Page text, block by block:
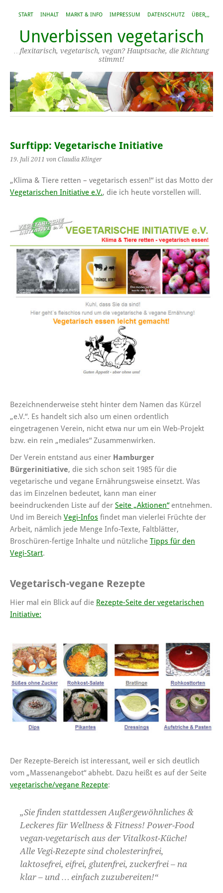
START INHALT MARKT & INFO IMPRESSUM DATENSCHUTZ ÜBER,,,
Unverbissen vegetarisch
…flexitarisch, vegetarisch, vegan? Hauptsache, die Richtung
stimmt!
Surftipp: Vegetarische Initiative
19. Juli 2011 von Claudia Klinger
„Klima & Tiere retten – vegetarisch essen!“ ist das Motto der
Vegetarischen Initiative e.V., die ich heute vorstellen will.
Bezeichnenderweise steht hinter dem Namen das Kürzel
„e.V.“. Es handelt sich also um einen ordentlich
eingetragenen Verein, nicht etwa nur um ein Web-Projekt
bzw. ein rein „mediales“ Zusammenwirken.
Der Verein entstand aus einer Hamburger
Bürgerinitiative, die sich schon seit 1985 für die
vegetarische und vegane Ernährungsweise einsetzt. Was
das im Einzelnen bedeutet, kann man einer
beeindruckenden Liste auf der Seite „Aktionen“entnehmen.
Und im Bereich Vegi-Infos findet man vielerlei Früchte der
Arbeit, nämlich jede Menge Info-Texte, Faltblätter,
Broschüren-fertige Inhalte und nützliche Tipps für den
Vegi-Start.
Vegetarisch-vegane Rezepte
Hier mal ein Blick auf die Rezepte-Seite der vegetarischen
Initiative:
Der Rezepte-Bereich ist interessant, weil er sich deutlich
vom „Massenangebot“ abhebt. Dazu heißt es auf der Seite
vegetarische/vegane Rezepte:
„Sie finden stattdessen Außergewöhnliches &
Leckeres für Wellness & Fitness! Power-Food
vegan-vegetarisch aus der Vitalkost-Küche!
Alle Vegi-Rezepte sind cholesterinfrei,
laktosefrei, eifrei, glutenfrei, zuckerfrei – na
klar – und … einfach zuzubereiten!“